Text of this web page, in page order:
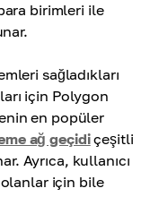
birimleri ile
sağladıkları
için Polygon
en popüler
ağ geçidiçeşitli
Ayrıca, kullanıcı
olanlar için bile